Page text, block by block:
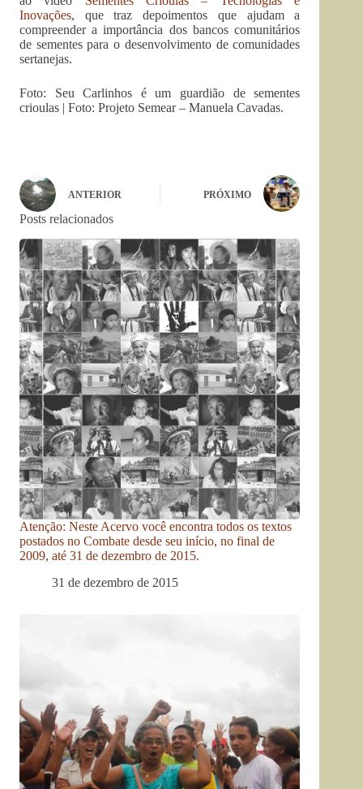
Inovações, que traz depoimentos que ajudam a
compreender a importância dos bancos comunitários
de sementes para o desenvolvimento de comunidades
sertanejas.
Foto: Seu Carlinhos é um guardião de sementes
crioulas | Foto: Projeto Semear – Manuela Cavadas.
ANTERIOR PRÓXIMO
Posts relacionados
Atenção: Neste Acervo você encontra todos os textos
postados no Combate desde seu início, no final de
2009, até 31 de dezembro de 2015.
31 de dezembro de 2015